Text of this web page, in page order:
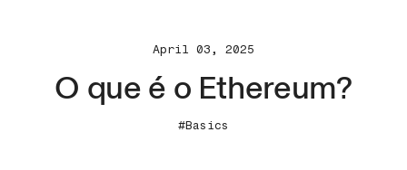
April 03, 2025
O que é o Ethereum?
#Basics